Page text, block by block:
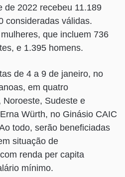
de 2022 recebeu 11.189
consideradas válidas.
que incluem 736
e 1.395 homens.
de 4 a 9 de janeiro, no
em quatro
Sudeste e
Würth, no Ginásio CAIC
todo, serão beneficiadas
situação de
renda per capita
mínimo.